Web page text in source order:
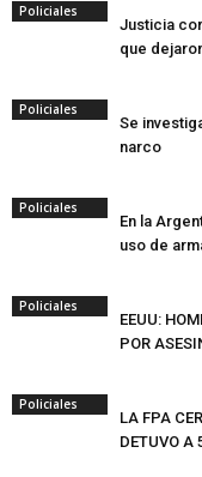
Policiales
Justicia
que
Policiales
Se
narco
Policiales
En la
uso de
Policiales
EEUU:
POR
Policiales
LA FPA
DETUVO A